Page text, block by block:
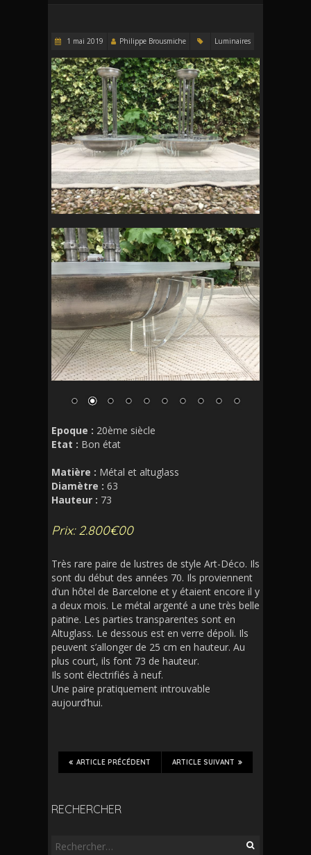
1 mai 2019 Philippe Brousmiche Luminaires
Epoque : 20ème siècle
Etat : Bon état
Matière : Métal et altuglass
Diamètre : 63
Hauteur : 73
Prix: 2.800€00
Très rare paire de lustres de style Art-Déco. Ils
sont du début des années 70. Ils proviennent
d’un hôtel de Barcelone et y étaient encore il y
a deux mois. Le métal argenté a une très belle
patine. Les parties transparentes sont en
Altuglass. Le dessous est en verre dépoli. Ils
peuvent s’allonger de 25 cm en hauteur. Au
plus court, ils font 73 de hauteur.
Ils sont électrifiés à neuf.
Une paire pratiquement introuvable
aujourd’hui.
ARTICLE SUIVANT
ARTICLE PRÉCÉDENT
RECHERCHER
Rechercher :